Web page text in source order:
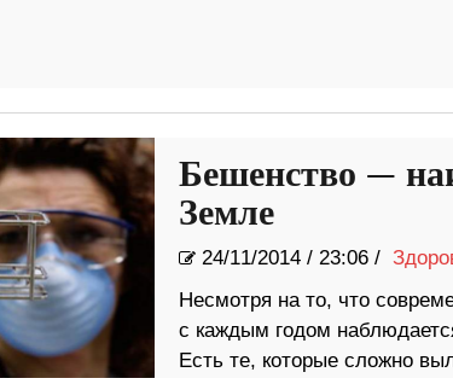
Бешенство —
Земле
24/11/2014/ 23:06 /
Несмотря на то, что
с каждым годом
Есть те, которые сложно